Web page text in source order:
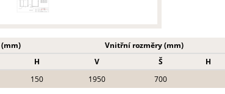
Vnitřní rozměry (mm)
H V Š H
150 1950 700